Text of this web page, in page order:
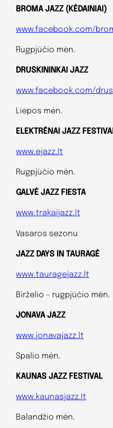
BROMA JAZZ (KĖDAINIAI)
www.facebook.com/
Rugpjūčio mėn.
DRUSKININKAI JAZZ
www.facebook.com/
Liepos mėn.
ELEKTRĖNAI JAZZ
www.ejazz.lt
Rugpjūčio mėn.
GALVĖ JAZZ FIESTA
www.trakaijazz.lt
Vasaros sezonu
JAZZ DAYS IN TAURAGĖ
www.tauragejazz.lt
Birželio – rugpjūčio mėn.
JONAVA JAZZ
www.jonavajazz.lt
Spalio mėn.
KAUNAS JAZZ FESTIVAL
www.kaunasjazz.lt
Balandžio mėn.